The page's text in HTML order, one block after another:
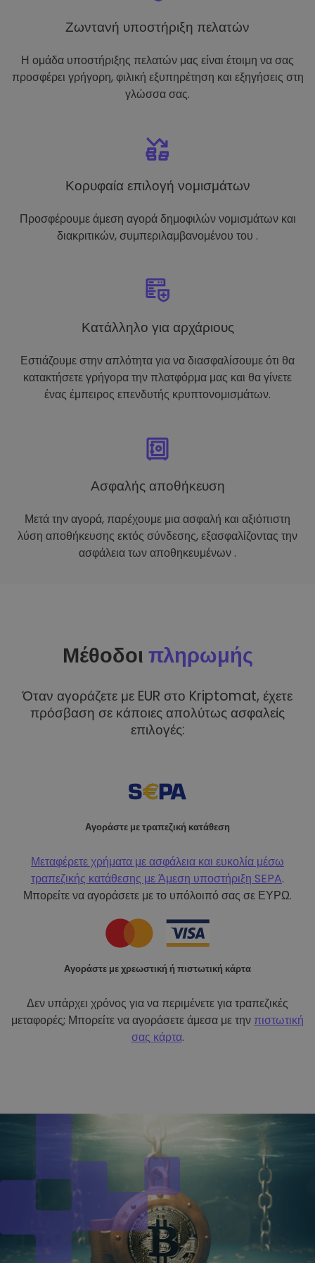
Ζωντανή υποστήριξη πελατών
Η ομάδα υποστήριξης πελατών μας είναι έτοιμη να σας
προσφέρει γρήγορη, φιλική εξυπηρέτηση και εξηγήσεις στη
γλώσσα σας.
Κορυφαία επιλογή νομισμάτων
Προσφέρουμε άμεση αγορά δημοφιλών νομισμάτων και
διακριτικών, συμπεριλαμβανομένου του .
Κατάλληλο για αρχάριους
Εστιάζουμε στην απλότητα για να διασφαλίσουμε ότι θα
κατακτήσετε γρήγορα την πλατφόρμα μας και θα γίνετε
ένας έμπειρος επενδυτής κρυπτονομισμάτων.
Ασφαλής αποθήκευση
Μετά την αγορά, παρέχουμε μια ασφαλή και αξιόπιστη
λύση αποθήκευσης εκτός σύνδεσης, εξασφαλίζοντας την
ασφάλεια των αποθηκευμένων .
Μέθοδοι πληρωμής
Όταν αγοράζετε με EUR στο Kriptomat, έχετε
πρόσβαση σε κάποιες απολύτως ασφαλείς
επιλογές:
Αγοράστε με τραπεζική κατάθεση
Μεταφέρετε χρήματα με ασφάλεια και ευκολία μέσω
τραπεζικής κατάθεσης μεΆμεση υποστήριξη SEPA.
Μπορείτε να αγοράσετε με το υπόλοιπό σας σε ΕΥΡΩ.
Αγοράστε με χρεωστική ή πιστωτική κάρτα
Δεν υπάρχει χρόνος για να περιμένετε για τραπεζικές
μεταφορές; Μπορείτε να αγοράσετε άμεσα με τηνπιστωτική
σας κάρτα.